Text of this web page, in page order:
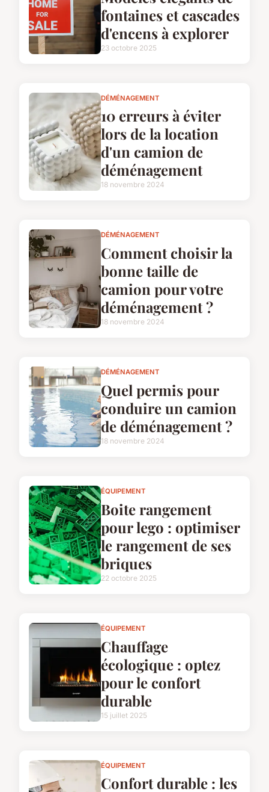
fontaines et cascades
d'encens à explorer
23 octobre 2025
DÉMÉNAGEMENT
10 erreurs à éviter
lors de la location
d'un camion de
déménagement
18 novembre 2024
DÉMÉNAGEMENT
Comment choisir la
bonne taille de
camion pour votre
déménagement ?
18 novembre 2024
DÉMÉNAGEMENT
Quel permis pour
conduire un camion
de déménagement ?
18 novembre 2024
ÉQUIPEMENT
Boite rangement
pour lego : optimiser
le rangement de ses
briques
22 octobre 2025
ÉQUIPEMENT
Chauffage
écologique : optez
pour le confort
durable
15 juillet 2025
ÉQUIPEMENT
Confort durable : les